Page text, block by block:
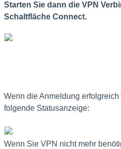
Starten Sie dann die VPN
Schaltfläche Connect.
Wenn die Anmeldung
folgende Statusanzeige:
Wenn Sie VPN nicht mehr